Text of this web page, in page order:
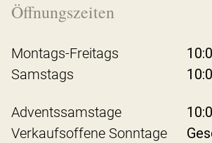
Öffnungszeiten
Montags-Freitags
Samstags
Adventssamstage
Verkaufsoffene Sonntage